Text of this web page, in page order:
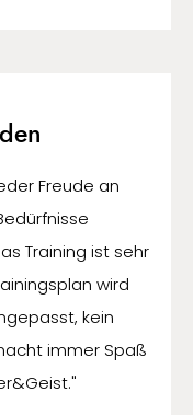
Freude an
Training ist sehr
wird
kein
immer Spaß